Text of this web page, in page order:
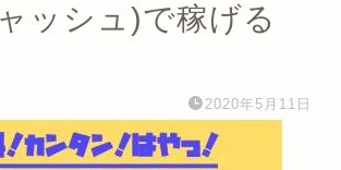
ッシュ)で稼げる
2020年5月11日